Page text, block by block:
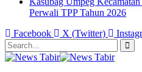
Perwali TPP Tahun 2026
Facebook
X (Twitter)